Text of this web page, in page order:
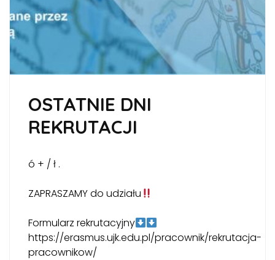
OSTATNIE DNI
REKRUTACJI
ó + / ł .
ZAPRASZAMY do udziału
Formularz rekrutacyjny
https://erasmus.ujk.edu.pl/pracownik/rekrutacja-
pracownikow/